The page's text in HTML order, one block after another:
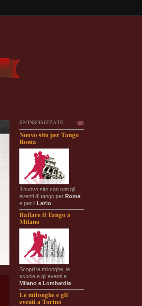
SPONSORIZZATE
Nuovo sito per Tango
Roma
Il nuovo sito con tutti gli
eventi di tango per Roma
e per il Lazio
Ballare il Tango a
Milano
Scopri le milonghe, le
scuole e gli eventi a
Milano e Lombardia
Le milonghe e gli
eventi a Torino